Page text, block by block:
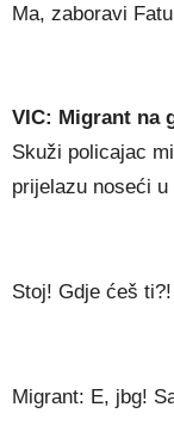
Ma, zaboravi
VIC: Migrant na
Skuži policajac
prijelazu noseći
Stoj! Gdje ćeš
Migrant: E, jbg!